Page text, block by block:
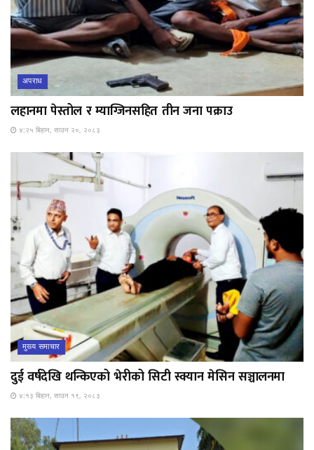
अपराध
लहानमा पेस्तोल र म्याग्जिनसहित तीन जना पक्राउ
४:२५ बिहान, साउन २०, २०८३
मुख्य समाचार
दुई वर्षदेखि थन्किएको भेरीको सिटी स्क्यान मेसिन सञ्चालनमा
४:१३ बिहान, साउन १९, २०८३